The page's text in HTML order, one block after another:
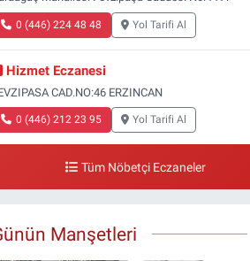
0 (446) 224 48 48 Yol Tarifi Al
Hizmet Eczanesi
CAD.NO:46 ERZINCAN
0 (446) 212 23 95 Yol Tarifi Al
Tüm Nöbetçi Eczaneler
Manşetleri